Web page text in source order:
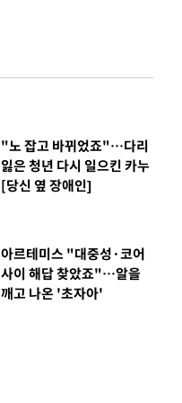
"노 잡고 바뀌었죠"…다리
잃은 청년 다시 일으킨 카누
[당신 옆 장애인]
아르테미스 "대중성·코어
사이 해답 찾았죠"…알을
깨고 나온 '초자아'